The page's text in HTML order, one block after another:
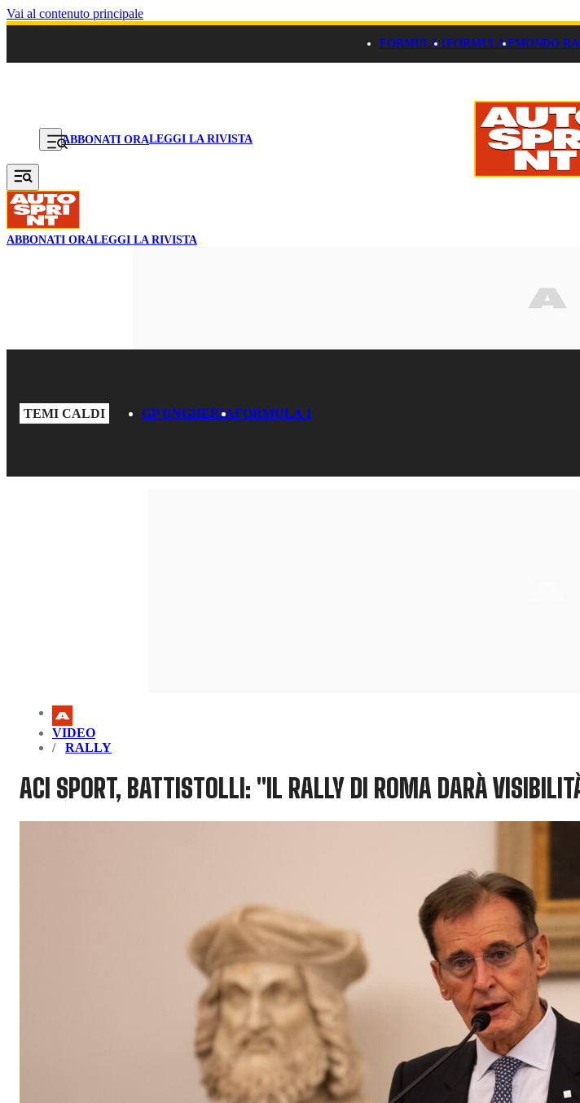
Vai al contenuto principale
FORMULA 1FORMULA EMONDO
ABBONATI ORALEGGI LA RIVISTA
ABBONATI ORALEGGI LA RIVISTA
TEMI CALDI GP UNGHERIAFORMULA 1
VIDEO
RALLY
ACI SPORT, BATTISTOLLI: "IL RALLY DI ROMA DARÀ